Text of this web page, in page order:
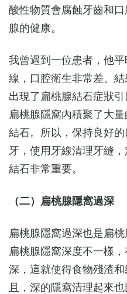
酸性物質會腐蝕牙齒和
腺的健康。
我曾遇到一位患者，他
線，口腔衛生非常差。
出現了扁桃腺結石症狀
扁桃腺隱窩內積聚了大
結石。所以，保持良好
牙，使用牙線清理牙縫
結石非常重要。
（二）扁桃腺隱窩過深
扁桃腺隱窩過深也是扁
扁桃腺隱窩深度不一樣
深，這就使得食物殘渣
且，深的隱窩清理起來